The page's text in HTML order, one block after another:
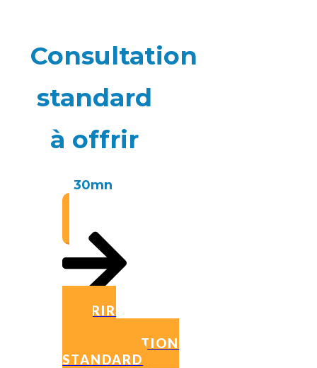
Consultation
standard
à offrir
30mn
OFFRIR
CONSULTATION
STANDARD